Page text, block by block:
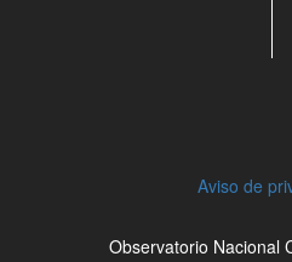
Aviso de
Observatorio Nacional